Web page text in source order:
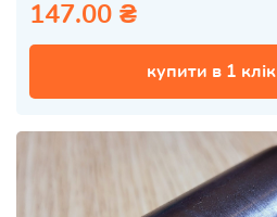
147.00 ₴
купити в 1 клік